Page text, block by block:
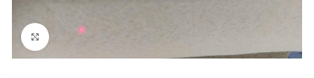
Нажмите, чтобы увеличить